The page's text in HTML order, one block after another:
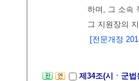
하며, 그 소속
그 지원장의
[전문개정
제34조(시ㆍ군